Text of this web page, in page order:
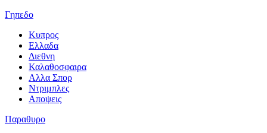
Γηπεδο
Κυπρος
Ελλαδα
Διεθνη
Καλαθοσφαιρα
Αλλα Σπορ
Ντριμπλες
Αποψεις
Παραθυρο